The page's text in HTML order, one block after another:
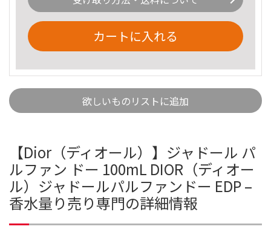
カートに入れる
欲しいものリストに追加
【Dior（ディオール）】ジャドール パ
ルファン ドー 100mL DIOR（ディオー
ル）ジャドールパルファンドー EDP –
香水量り売り専門の詳細情報